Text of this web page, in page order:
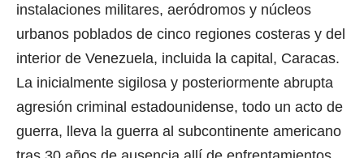
instalaciones militares, aeródromos y núcleos
urbanos poblados de cinco regiones costeras y del
interior de Venezuela, incluida la capital, Caracas.
La inicialmente sigilosa y posteriormente abrupta
agresión criminal estadounidense, todo un acto de
guerra, lleva la guerra al subcontinente americano